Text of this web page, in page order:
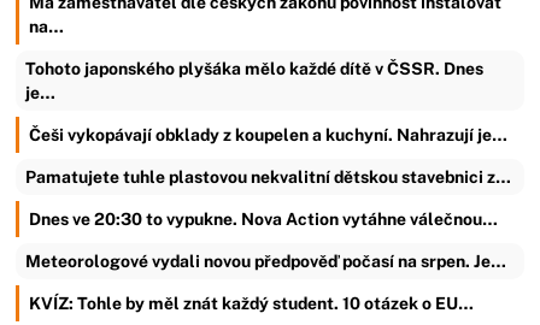
na…
Tohoto japonského plyšáka mělo každé dítě v ČSSR. Dnes
je…
Češi vykopávají obklady z koupelen a kuchyní. Nahrazují je…
Pamatujete tuhle plastovou nekvalitní dětskou stavebnici z…
Dnes ve 20:30 to vypukne. Nova Action vytáhne válečnou…
Meteorologové vydali novou předpověď počasí na srpen. Je…
KVÍZ: Tohle by měl znát každý student. 10 otázek o EU…